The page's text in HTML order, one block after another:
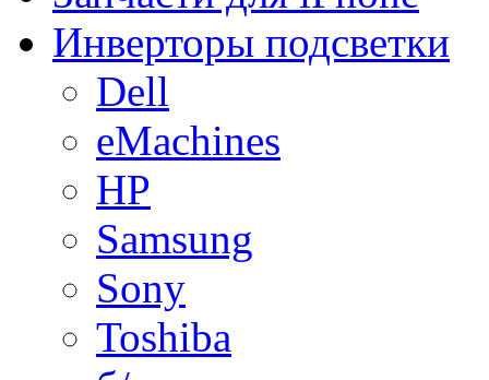
Инверторы подсветки
Dell
eMachines
HP
Samsung
Sony
Toshiba